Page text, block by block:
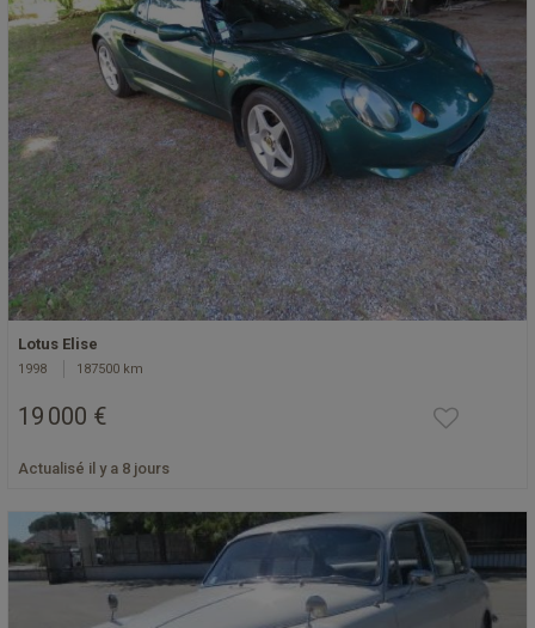
Lotus Elise
1998 187500 km
19 000 €
Actualisé il y a 8 jours